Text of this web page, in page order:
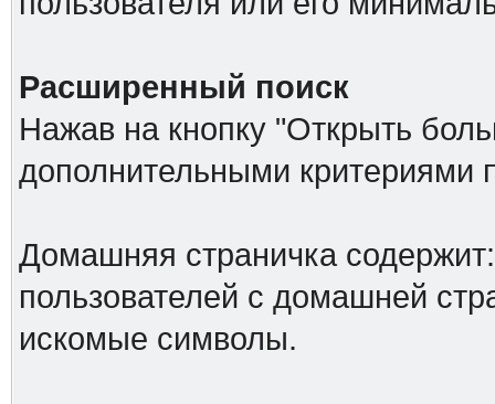
Расширенный поиск
Нажав на кнопку "Открыть
дополнительными критериями
Домашняя страничка
пользователей с домашней
искомые символы.